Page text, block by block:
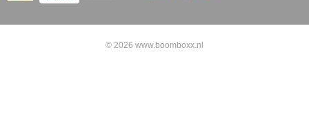
© 2026 www.boomboxx.nl